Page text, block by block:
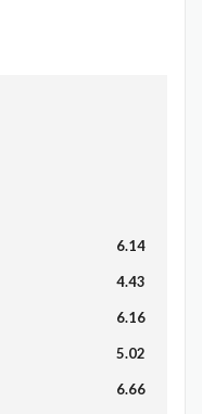
6.14
4.43
6.16
5.02
6.66